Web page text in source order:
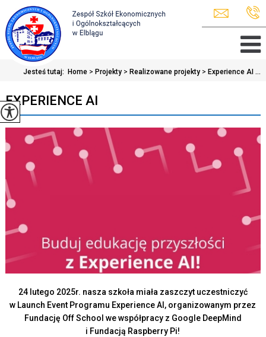
Jesteś tutaj: Home > Projekty > Realizowane projekty > Experience AI ...
EXPERIENCE AI
24 lutego 2025r. nasza szkoła miała zaszczyt uczestniczyć
w Launch Event Programu Experience AI, organizowanym przez
Fundację Off School we współpracy z Google DeepMind
i Fundacją Raspberry Pi!